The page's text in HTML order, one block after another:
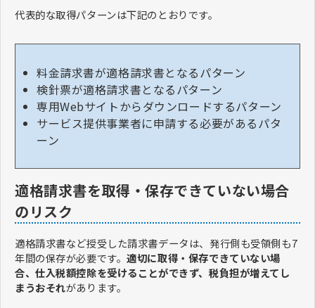
代表的な取得パターンは下記のとおりです。
料金請求書が適格請求書となるパターン
検針票が適格請求書となるパターン
専用Webサイトからダウンロードするパターン
サービス提供事業者に申請する必要があるパタ
ーン
適格請求書を取得・保存できていない場合
のリスク
適格請求書など授受した請求書データは、発行側も受領側も7
年間の保存が必要です。適切に取得・保存できていない場
合、仕入税額控除を受けることができず、税負担が増えてし
まうおそれがあります。